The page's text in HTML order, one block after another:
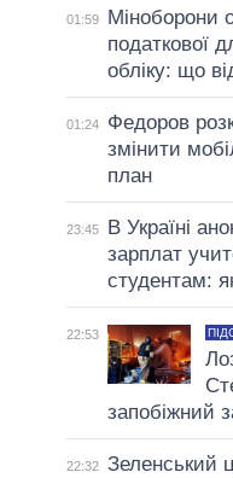
01:59
Міноборони
податкової
обліку: що
01:24
Федоров
змінити
план
23:45
В Україні
зарплат
студентам:
22:53
запобіжний
22:32 Зеленський